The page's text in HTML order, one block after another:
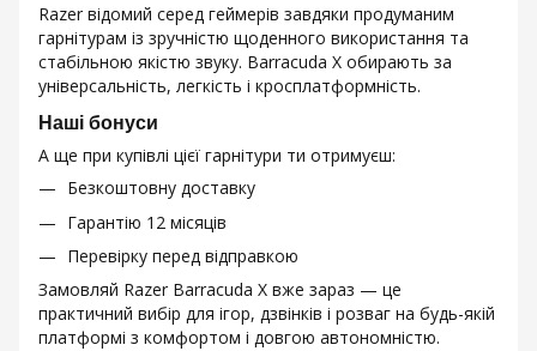
Razer відомий серед геймерів завдяки продуманим
гарнітурам із зручністю щоденного використання та
стабільною якістю звуку. Barracuda X обирають за
універсальність, легкість і кросплатформність.
Наші бонуси
А ще при купівлі цієї гарнітури ти отримуєш:
Безкоштовну доставку
Гарантію 12 місяців
Перевірку перед відправкою
Замовляй Razer Barracuda X вже зараз — це
практичний вибір для ігор, дзвінків і розваг на будь-якій
платформі з комфортом і довгою автономністю.